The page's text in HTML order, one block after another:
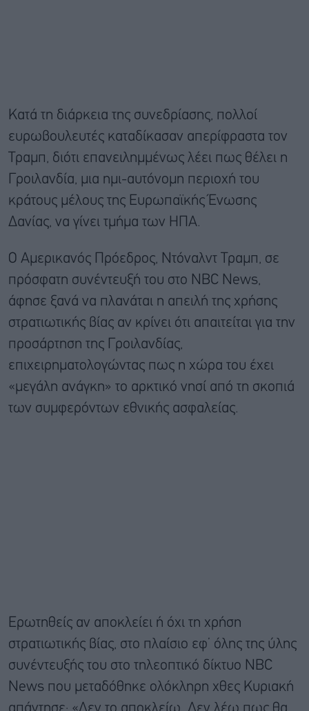
Κατά τη διάρκεια της συνεδρίασης, πολλοί
ευρωβουλευτές καταδίκασαν απερίφραστα τον
Τραμπ, διότι επανειλημμένως λέει πως θέλει η
Γροιλανδία, μια ημι-αυτόνομη περιοχή του
κράτους μέλους της Ευρωπαϊκής Ένωσης
Δανίας, να γίνει τμήμα των ΗΠΑ.
Ο Αμερικανός Πρόεδρος, Ντόναλντ Τραμπ, σε
πρόσφατη συνέντευξή του στο NBC News,
άφησε ξανά να πλανάται η απειλή της χρήσης
στρατιωτικής βίας αν κρίνει ότι απαιτείται για την
προσάρτηση της Γροιλανδίας,
επιχειρηματολογώντας πως η χώρα του έχει
«μεγάλη ανάγκη» το αρκτικό νησί από τη σκοπιά
των συμφερόντων εθνικής ασφαλείας.
Ερωτηθείς αν αποκλείει ή όχι τη χρήση
στρατιωτικής βίας, στο πλαίσιο εφ’ όλης της ύλης
συνέντευξής του στο τηλεοπτικό δίκτυο NBC
News που μεταδόθηκε ολόκληρη χθες Κυριακή
απάντησε: «Δεν το αποκλείω. Δεν λέω πως θα